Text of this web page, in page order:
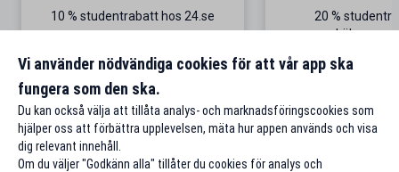
10 % studentrabatt hos 24.se
Till rabatten
20 %
Vi använder nödvändiga cookies för att vår app ska
fungera som den ska.
Du kan också välja att tillåta analys- och marknadsföringscookies som
hjälper oss att förbättra upplevelsen, mäta hur appen används och visa
dig relevant innehåll.
Om du väljer "Godkänn alla" tillåter du cookies för analys och